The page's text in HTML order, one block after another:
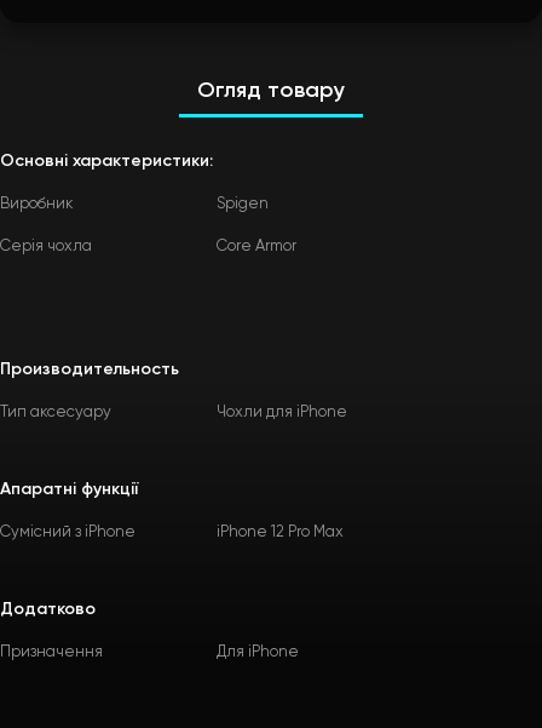
Огляд товару
Основні характеристики:
Виробник Spigen
Серія чохла Core Armor
Производительность
Тип аксесуару Чохли для iPhone
Апаратні функції
Сумісний з iPhone iPhone 12 Pro Max
Додатково
Призначення Для iPhone